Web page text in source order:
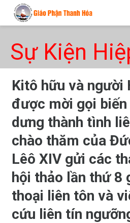
Sự Kiện
Kitô hữu và người
được mời gọi
dưng thành tình
chào thăm của
Lêô XIV gửi các
hội thảo lần thứ 8
thoại liên tôn và
cứu liên tín